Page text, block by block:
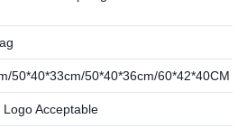
50*40*33cm/50*40*36cm/60*42*40CM
Acceptable